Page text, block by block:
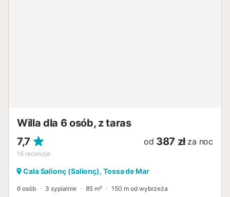
Willa dla 6 osób, z taras
7,7
16 recenzje
od 387 zł za noc
Cala Salionç (Salionç), Tossa de Mar
6 osób 3 sypialnie 85 m² 150 m od wybrzeża